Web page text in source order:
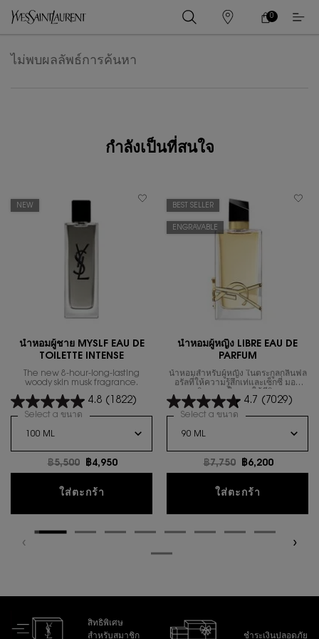
ร้าน
ค้า
ตะกร้า
0
0 PRODUCT IN
ไม่พบผลลัพธ์การค้นหา
กำลังเป็นที่สนใจ
NEW
น้ำหอมผู้ชาย MYSLF EAU DE
TOILETTE INTENSE
The new 8-hour-long-lasting
woody skin musk fragrance.
4.8 (1822)
Select a ขนาด for น้ำหอมผู้ชาย MYSLF EAU DE TOILETTE INTENSE
ราคาเก่า
฿5,500 ราคาใหม่
฿4,950
ใส่ตะกร้า น้ำหอมผู้ชาย MYSLF EAU DE TOILETTE
BEST SELLER
ENGRAVABLE
นํ้าหอมผู้หญิง LIBRE EAU DE
PARFUM
น้ำหอมสำหรับผู้หญิง ในตระกูลกลิ่นฟล
อรัลที่ให้ความรู้สึกเท่และเซ็กซี่ มอบ
4.7 (7029)
Select a ขนาด for นํ้าหอมผู้หญิง
ราคาเก่า
฿7,750 ราคาใหม่
฿6,200
ใส่ตะกร้า
สิทธิพิเศษ
สำหรับสมาชิก
ชำระเงินปลอดภัย